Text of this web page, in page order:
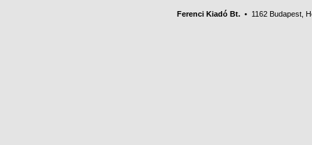
Ferenci Kiadó Bt. • 1162 Budapest,